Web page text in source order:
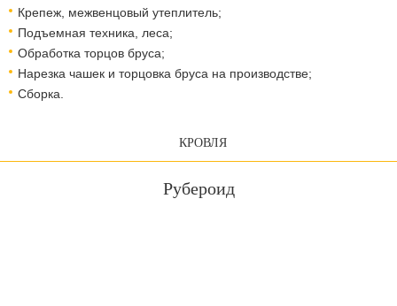
Крепеж, межвенцовый утеплитель;
Подъемная техника, леса;
Обработка торцов бруса;
Нарезка чашек и торцовка бруса на производстве;
Сборка.
КРОВЛЯ
Рубероид